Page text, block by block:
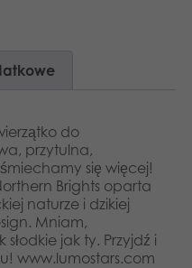
do
przytulna,
się więcej!
Brights oparta
naturze i dzikiej
Mniam,
jak ty. Przyjdź i
www.lumostars.com